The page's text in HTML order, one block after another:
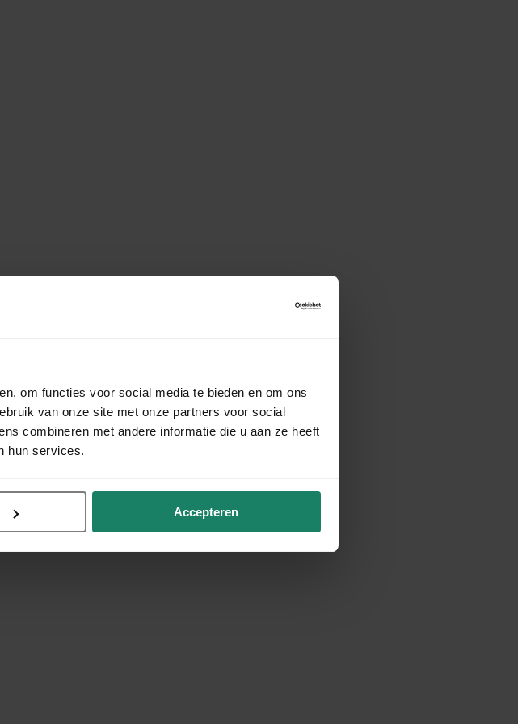
om functies voor social media te bieden en om ons
van onze site met onze partners voor social
combineren met andere informatie die u aan ze heeft
hun services.
Accepteren